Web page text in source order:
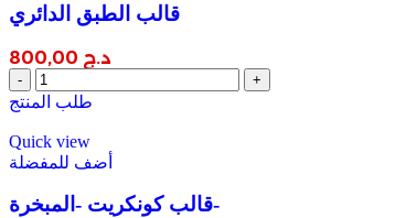
قالب الطبق الدائري
د.ج
قالب
الطبق
quantity
طلب المنتج
Quick view
أضف للمفضلة
قالب كونكريت -المبخرة-